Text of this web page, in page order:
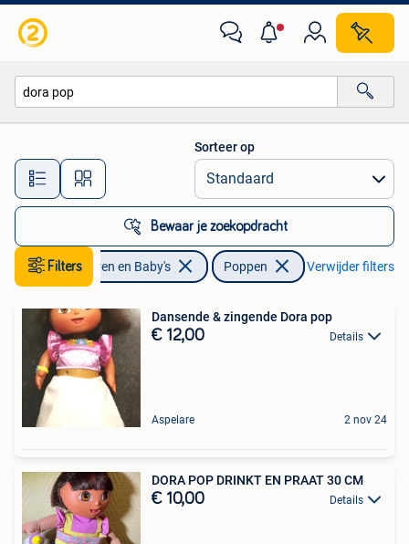
Alle afstanden…
Sorteer op
Bewaar je zoekopdracht
FiltersKinderen en Baby's Poppen Verwijder filters
Dansende & zingende Dora pop
€ 12,00 Details
Aspelare 2 nov 24
DORA POP DRINKT EN PRAAT 30 CM
€ 10,00 Details